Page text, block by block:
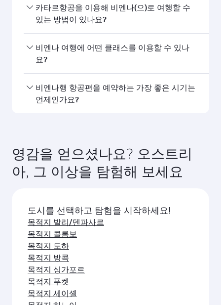
네, 카타르항공은 비엔나행 직항편을 운항하고 있습
니다. 홈페이지에서 항공편을 검색하여 운항 시간과
카타르항공을 이용해 비엔나(으)로 여행할 수
있는 방법이 있나요?
카타르항공의 비엔나행 직항편을 이용할 수 있습니
다. 카타르항공은 도하를 경유해 150개 이상의 목적
비엔나 여행에 어떤 클래스를 이용할 수 있나
요?
좌석 등급은 노선과 운항 항공사에 따라 다릅니다.
카타르항공이 운항하는 항공편에서는 비즈니스 클
비엔나행 항공편을 예약하는 가장 좋은 시기는
언제인가요?
수요, 노선 인기, 좌석 등급별 잔여 좌석 상황에 따라
달라집니다.
영감을 얻으셨나요? 오스트리
아, 그 이상을 탐험해 보세요
도시를 선택하고 탐험을 시작하세요!
목적지 발리/덴파사르
목적지 콜롬보
목적지 도하
목적지 방콕
목적지 싱가포르
목적지 푸켓
목적지 세이셸